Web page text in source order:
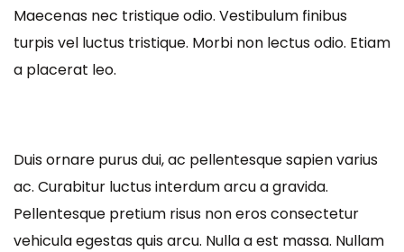
Maecenas nec tristique odio. Vestibulum finibus
turpis vel luctus tristique. Morbi non lectus odio. Etiam
a placerat leo.
Duis ornare purus dui, ac pellentesque sapien varius
ac. Curabitur luctus interdum arcu a gravida.
Pellentesque pretium risus non eros consectetur
vehicula egestas quis arcu. Nulla a est massa. Nullam